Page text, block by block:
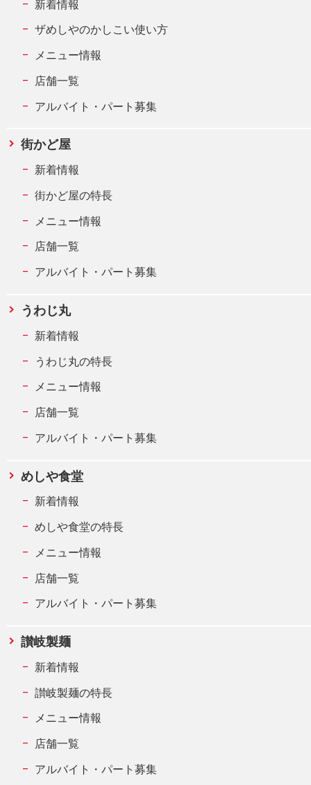
新着情報
ザめしやのかしこい使い方
メニュー情報
店舗一覧
アルバイト・パート募集
街かど屋
新着情報
街かど屋の特長
メニュー情報
店舗一覧
アルバイト・パート募集
うわじ丸
新着情報
うわじ丸の特長
メニュー情報
店舗一覧
アルバイト・パート募集
めしや食堂
新着情報
めしや食堂の特長
メニュー情報
店舗一覧
アルバイト・パート募集
讃岐製麺
新着情報
讃岐製麺の特長
メニュー情報
店舗一覧
アルバイト・パート募集